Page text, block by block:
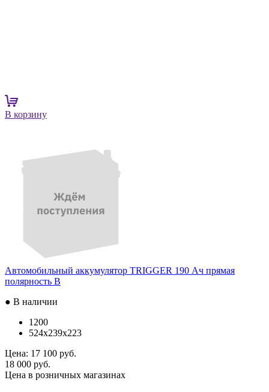
В корзину
Автомобильный аккумулятор TRIGGER 190 Ач прямая
полярность B
● В наличии
1200
524x239x223
Цена: 17 100 руб.
18 000 руб.
Цена в розничных магазинах